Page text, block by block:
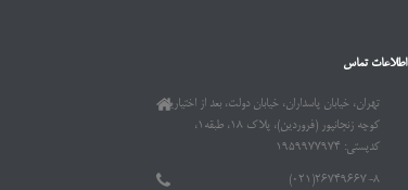
اطلاعات تماس
تهران، خیابان پاسداران، خیابان دولت، بعد از اختیاریه،
کوچه زنجانپور (فروردین)، پلاک ۱۸، طبقه۱،
کدپستی: ۱۹۵۹۹۷۷۹۷۴
۲۶۷۴۹۶۶۷-۸(۰۲۱)